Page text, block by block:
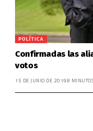
POLÍTICA
Confirmadas las
votos
15 DE JUNIO DE 20198